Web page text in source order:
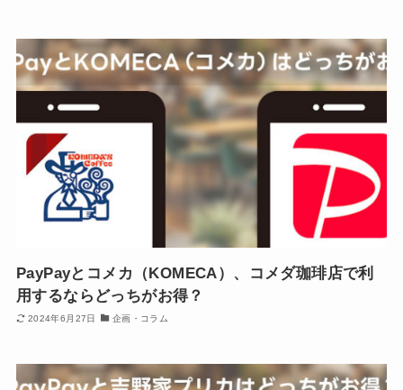
PayPayとコメカ（KOMECA）、コメダ珈琲店で利
用するならどっちがお得？
2024年6月27日 企画・コラム